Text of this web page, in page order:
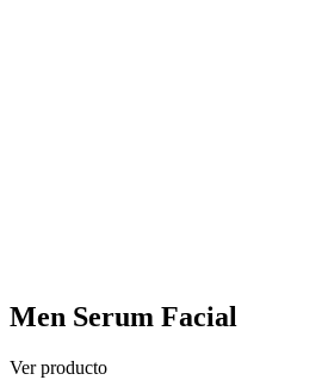
Men Serum Facial
Ver producto